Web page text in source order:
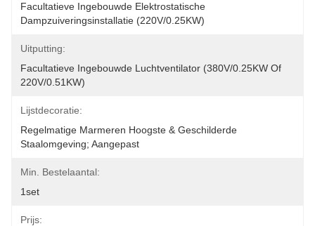
Facultatieve Ingebouwde Elektrostatische
Dampzuiveringsinstallatie (220V/0.25KW)
Uitputting:
Facultatieve Ingebouwde Luchtventilator (380V/0.25KW Of
220V/0.51KW)
Lijstdecoratie:
Regelmatige Marmeren Hoogste & Geschilderde
Staalomgeving; Aangepast
Min. Bestelaantal:
1set
Prijs: